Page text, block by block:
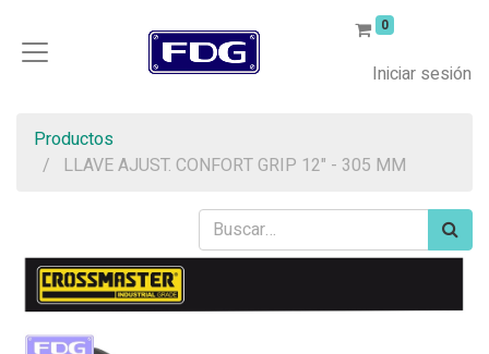
0
Iniciar sesión
Productos
LLAVE AJUST. CONFORT GRIP 12" - 305 MM